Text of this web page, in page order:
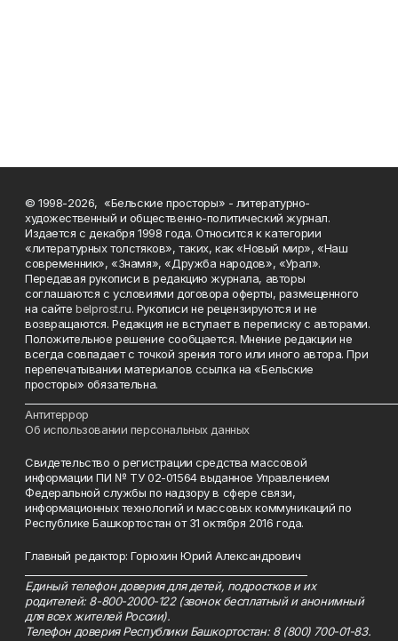
© 1998-2026, «Бельские просторы» - литературно-
художественный и общественно-политический журнал.
Издается с декабря 1998 года. Относится к категории
«литературных толстяков», таких, как «Новый мир», «Наш
современник», «Знамя», «Дружба народов», «Урал».
Передавая рукописи в редакцию журнала, авторы
соглашаются с условиями договора оферты, размещенного
на сайтеbelprost.ru. Рукописи не рецензируются и не
возвращаются. Редакция не вступает в переписку с авторами.
Положительное решение сообщается. Мнение редакции не
всегда совпадает с точкой зрения того или иного автора. При
перепечатывании материалов ссылка на «Бельские
просторы» обязательна.
Антитеррор
Об использовании персональных данных
Свидетельство о регистрации средства массовой
информации ПИ № ТУ 02-01564 выданное Управлением
Федеральной службы по надзору в сфере связи,
информационных технологий и массовых коммуникаций по
Республике Башкортостан от 31 октября 2016 года.
Главный редактор: Горюхин Юрий Александрович
Единый телефон доверия для детей, подростков и их
родителей: 8-800-2000-122 (звонок бесплатный и анонимный
для всех жителей России).
Телефон доверия Республики Башкортостан: 8 (800) 700-01-83.